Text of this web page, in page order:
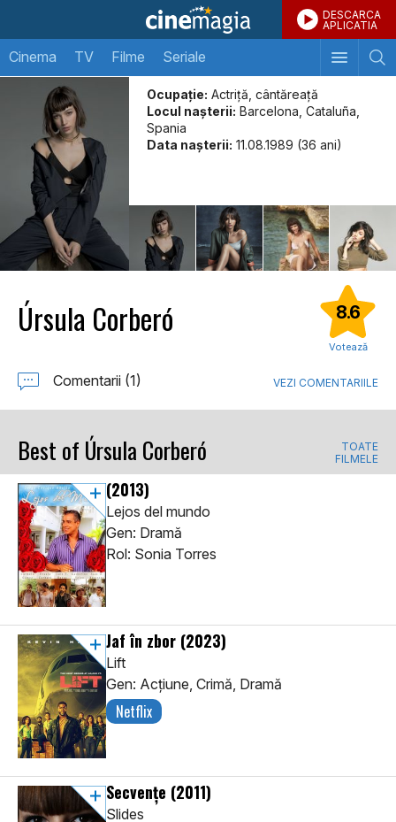
DESCARCA
APLICATIA
Cinema TV Filme Seriale
Ocupație: Actriță, cântăreață
Locul naşterii: Barcelona, Cataluña,
Spania
Data naşterii: 11.08.1989 (36 ani)
Úrsula Corberó 8.6
Votează
Comentarii (1) VEZI COMENTARIILE
Best of Úrsula Corberó
TOATE
FILMELE
(2013)
Lejos del mundo
Gen: Dramă
Rol: Sonia Torres
Jaf în zbor (2023)
Lift
Gen: Acţiune, Crimă, Dramă
Netflix
Secvențe (2011)
Slides